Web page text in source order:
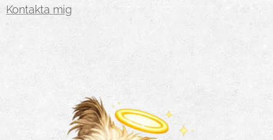
Kontakta mig